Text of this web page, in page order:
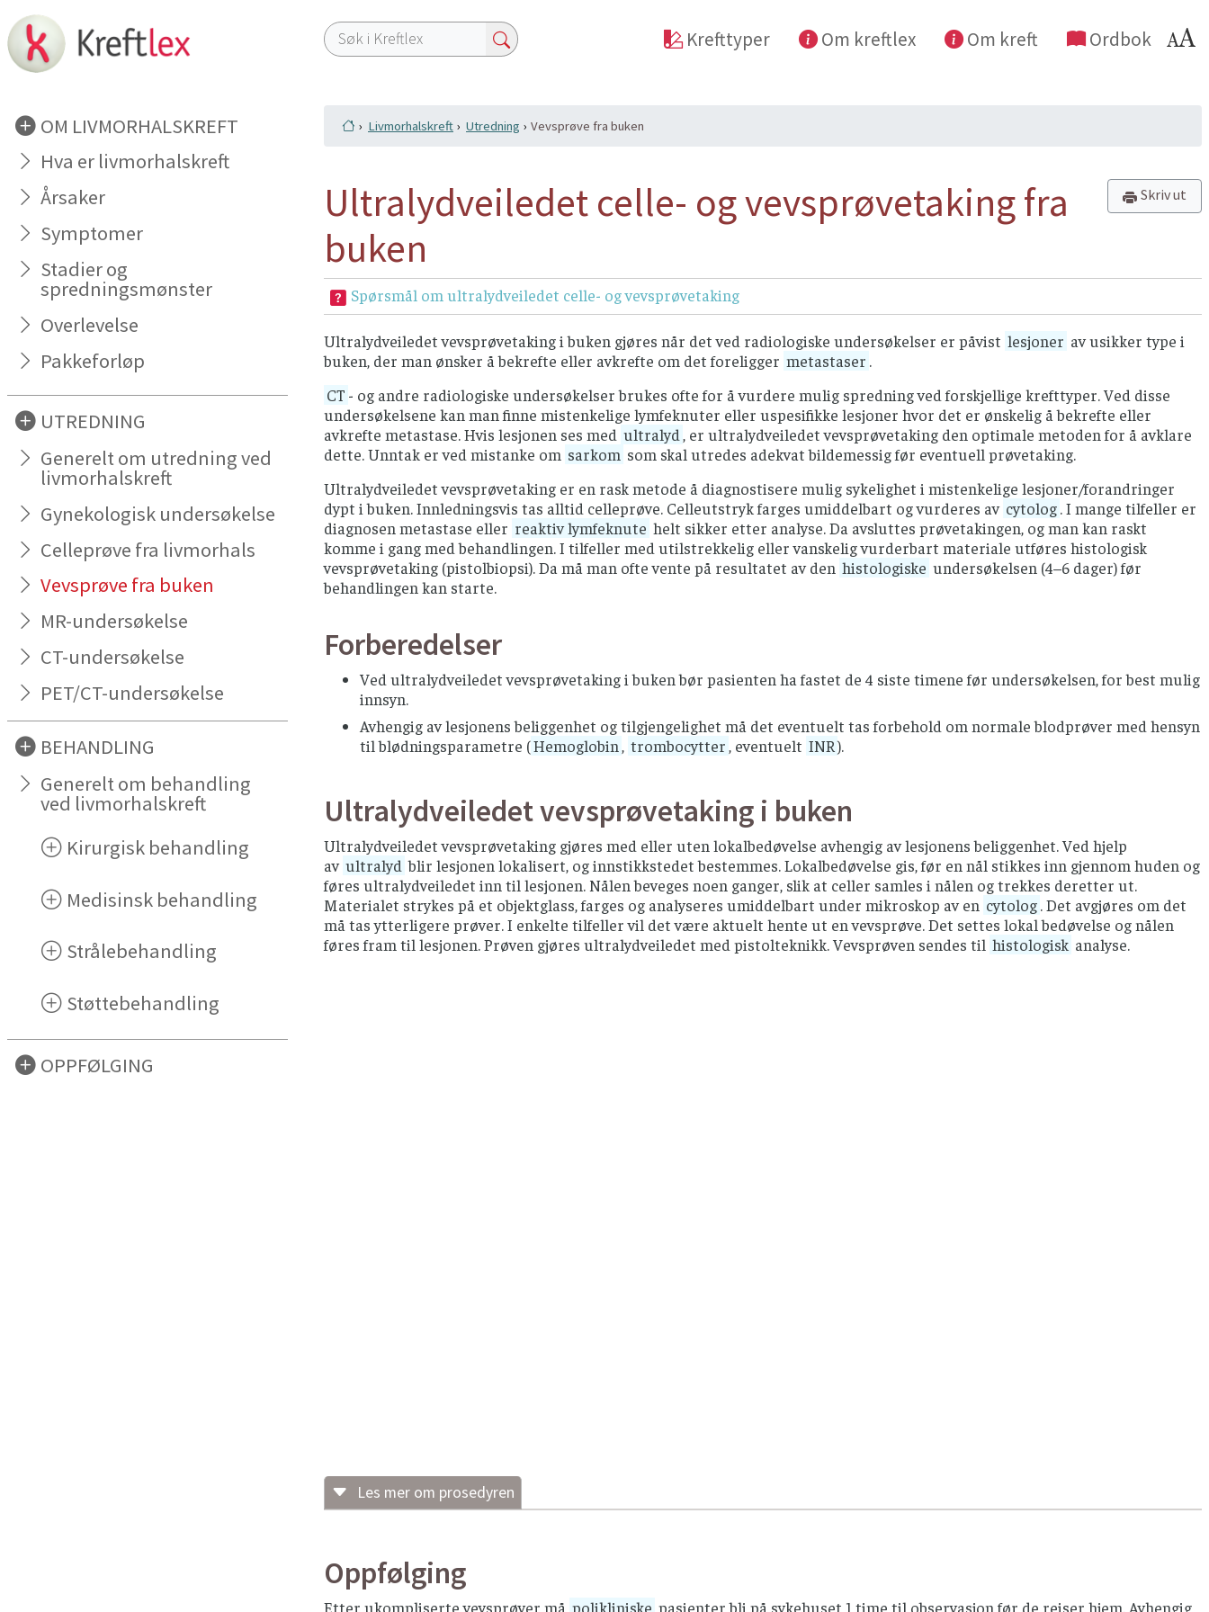
OM LIVMORHALSKREFT
Hva er livmorhalskreft
Årsaker
Symptomer
Stadier og
spredningsmønster
Overlevelse
Pakkeforløp
UTREDNING
Generelt om utredning ved
livmorhalskreft
Gynekologisk undersøkelse
Celleprøve fra livmorhals
Vevsprøve fra buken
MR-undersøkelse
CT-undersøkelse
PET/CT-undersøkelse
BEHANDLING
Generelt om behandling
ved livmorhalskreft
Kirurgisk behandling
Medisinsk behandling
Strålebehandling
Støttebehandling
OPPFØLGING
Krefttyper Om kreftlex Om kreft Ordbok
Livmorhalskreft Utredning Vevsprøve fra buken
Skriv ut
Ultralydveiledet celle- og vevsprøvetaking fra
buken
Spørsmål om ultralydveiledet celle- og vevsprøvetaking
Ultralydveiledet vevsprøvetaking i buken gjøres når det ved radiologiske undersøkelser er påvist lesjoner av usikker type i
buken, der man ønsker å bekrefte eller avkrefte om det foreligger metastaser .
CT - og andre radiologiske undersøkelser brukes ofte for å vurdere mulig spredning ved forskjellige krefttyper. Ved disse
undersøkelsene kan man finne mistenkelige lymfeknuter eller uspesifikke lesjoner hvor det er ønskelig å bekrefte eller
avkrefte metastase. Hvis lesjonen ses med ultralyd, er ultralydveiledet vevsprøvetaking den optimale metoden for å avklare
dette. Unntak er ved mistanke om sarkom som skal utredes adekvat bildemessig før eventuell prøvetaking.
Ultralydveiledet vevsprøvetaking er en rask metode å diagnostisere mulig sykelighet i mistenkelige lesjoner/forandringer
dypt i buken. Innledningsvis tas alltid celleprøve. Celleutstryk farges umiddelbart og vurderes av cytolog. I mange tilfeller er
diagnosen metastase eller reaktiv lymfeknute helt sikker etter analyse. Da avsluttes prøvetakingen, og man kan raskt
komme i gang med behandlingen. I tilfeller med utilstrekkelig eller vanskelig vurderbart materiale utføres histologisk
vevsprøvetaking (pistolbiopsi). Da må man ofte vente på resultatet av den histologiske undersøkelsen (4–6 dager) før
behandlingen kan starte.
Forberedelser
Ved ultralydveiledet vevsprøvetaking i buken bør pasienten ha fastet de 4 siste timene før undersøkelsen, for best mulig
innsyn.
Avhengig av lesjonens beliggenhet og tilgjengelighet må det eventuelt tas forbehold om normale blodprøver med hensyn
til blødningsparametre (Hemoglobin, trombocytter, eventuelt INR).
Ultralydveiledet vevsprøvetaking i buken
Ultralydveiledet vevsprøvetaking gjøres med eller uten lokalbedøvelse avhengig av lesjonens beliggenhet. Ved hjelp
av ultralyd blir lesjonen lokalisert, og innstikkstedet bestemmes. Lokalbedøvelse gis, før en nål stikkes inn gjennom huden og
føres ultralydveiledet inn til lesjonen. Nålen beveges noen ganger, slik at celler samles i nålen og trekkes deretter ut.
Materialet strykes på et objektglass, farges og analyseres umiddelbart under mikroskop av en cytolog. Det avgjøres om det
må tas ytterligere prøver. I enkelte tilfeller vil det være aktuelt hente ut en vevsprøve. Det settes lokal bedøvelse og nålen
føres fram til lesjonen. Prøven gjøres ultralydveiledet med pistolteknikk. Vevsprøven sendes til histologisk analyse.
Les mer om prosedyren
Vask innstikkstedet med farget klorhexidin 1 mg/ml.
Oppfølging
Etter ukompliserte vevsprøver må polikliniske pasienter bli på sykehuset 1 time til observasjon før de reiser hjem. Avhengig